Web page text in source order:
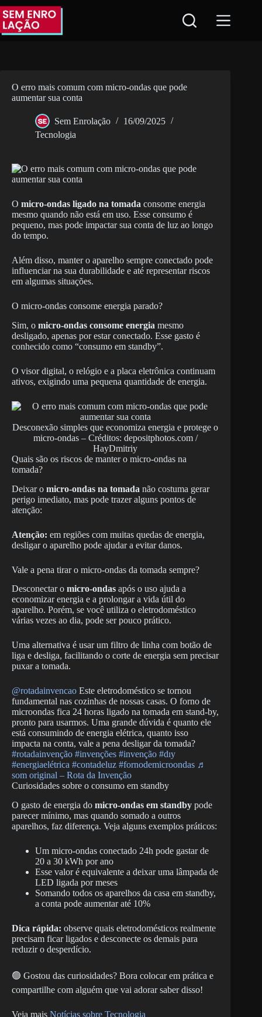
Pular
para
conteúdo
O erro mais comum com micro-ondas que pode
aumentar sua conta
Sem Enrolação
16/09/2025
Tecnologia
O micro-ondas ligado na tomada consome energia
mesmo quando não está em uso. Esse consumo é
pequeno, mas pode impactar sua conta de luz ao longo
do tempo.
Além disso, manter o aparelho sempre conectado pode
influenciar na sua durabilidade e até representar riscos
em algumas situações.
O micro-ondas consome energia parado?
Sim, o micro-ondas consome energia mesmo
desligado, apenas por estar conectado. Esse gasto é
conhecido como “consumo em standby”.
O visor digital, o relógio e a placa eletrônica continuam
ativos, exigindo uma pequena quantidade de energia.
Desconexão simples que economiza energia e protege o
micro-ondas – Créditos: depositphotos.com /
HayDmitriy
Quais são os riscos de manter o micro-ondas na
tomada?
Deixar o micro-ondas na tomada não costuma gerar
perigo imediato, mas pode trazer alguns pontos de
atenção:
Atenção: em regiões com muitas quedas de energia,
desligar o aparelho pode ajudar a evitar danos.
Vale a pena tirar o micro-ondas da tomada sempre?
Desconectar o micro-ondas após o uso ajuda a
economizar energia e a prolongar a vida útil do
aparelho. Porém, se você utiliza o eletrodoméstico
várias vezes ao dia, pode ser pouco prático.
Uma alternativa é usar um filtro de linha com botão de
liga e desliga, facilitando o corte de energia sem precisar
puxar a tomada.
@rotadainvencao Este eletrodoméstico se tornou
fundamental nas cozinhas de nossas casas. O forno de
microondas fica 24 horas ligado na tomada em stand-by,
pronto para usarmos. Uma grande dúvida é quanto ele
está consumindo de energia elétrica, quanto isso
impacta na conta, vale a pena desligar da tomada?
#rotadainvenção #invenções #invenção #dıy
#energiaelétrica #contadeluz #fornodemicroondas ♬
som original – Rota da Invenção
Curiosidades sobre o consumo em standby
O gasto de energia do micro-ondas em standby pode
parecer mínimo, mas quando somado a outros
aparelhos, faz diferença. Veja alguns exemplos práticos:
Um micro-ondas conectado 24h pode gastar de
20 a 30 kWh por ano
Esse valor é equivalente a deixar uma lâmpada de
LED ligada por meses
Somando todos os aparelhos da casa em standby,
a conta pode aumentar até 10%
Dica rápida: observe quais eletrodomésticos realmente
precisam ficar ligados e desconecte os demais para
reduzir o desperdício.
🟢 Gostou das curiosidades? Bora colocar em prática e
compartilhe com alguém que vai adorar saber disso!
Veja mais Notícias sobre Tecnologia